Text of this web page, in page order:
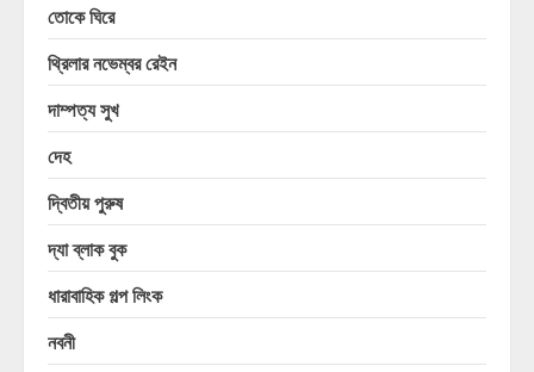
তোকে ঘিরে
থ্রিলার নভেম্বর রেইন
দাম্পত্য সুখ
দেহ
দ্বিতীয় পুরুষ
দ্যা ব্লাক বুক
ধারাবাহিক গল্প লিংক
নবনী